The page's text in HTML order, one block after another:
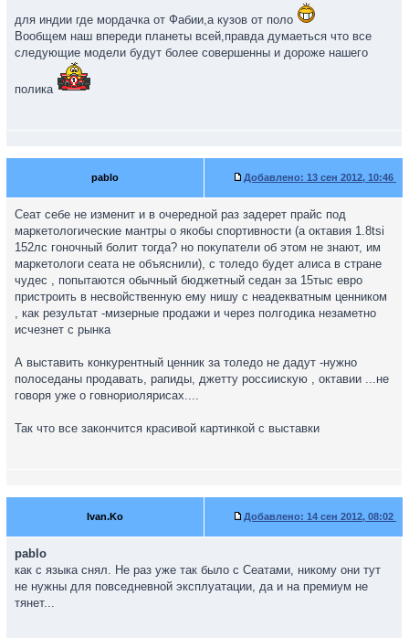
для индии где мордачка от Фабии,а кузов от поло
Вообщем наш впереди планеты всей,правда думаеться что все
следующие модели будут более совершенны и дороже нашего
полика
pablo Добавлено: 13 сен 2012, 10:46
Сеат себе не изменит и в очередной раз задерет прайс под
маркетологические мантры о якобы спортивности (а октавия 1.8tsi
152лc гоночный болит тогда? но покупатели об этом не знают, им
маркетологи сеата не объяснили), с толедо будет алиса в стране
чудес , попытаются обычный бюджетный седан за 15тыс евро
пристроить в несвойственную ему нишу с неадекватным ценником
, как результат -мизерные продажи и через полгодика незаметно
исчезнет с рынка
А выставить конкурентный ценник за толедо не дадут -нужно
полоседаны продавать, рапиды, джетту россиискую , октавии ...не
говоря уже о говнориолярисах....
Так что все закончится красивой картинкой с выставки
Ivan.Ko Добавлено: 14 сен 2012, 08:02
pablo
как с языка снял. Не раз уже так было с Сеатами, никому они тут
не нужны для повседневной эксплуатации, да и на премиум не
тянет...